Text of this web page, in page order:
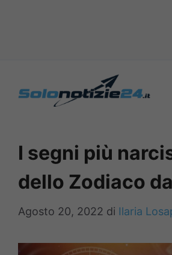
I segni più
dello Zodiaco
Agosto 20, 2022 di Ilaria